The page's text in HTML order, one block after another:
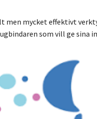
men mycket effektivt
som vill ge